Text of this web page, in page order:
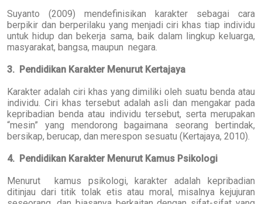
Suyanto (2009) mendefinisikan karakter sebagai cara
berpikir dan berperilaku yang menjadi ciri khas tiap individu
untuk hidup dan bekerja sama, baik dalam lingkup keluarga,
masyarakat, bangsa, maupun negara.
3. Pendidikan Karakter Menurut Kertajaya
Karakter adalah ciri khas yang dimiliki oleh suatu benda atau
individu. Ciri khas tersebut adalah asli dan mengakar pada
kepribadian benda atau individu tersebut, serta merupakan
“mesin” yang mendorong bagaimana seorang bertindak,
bersikap, berucap, dan merespon sesuatu (Kertajaya, 2010).
4. Pendidikan Karakter Menurut Kamus Psikologi
Menurut kamus psikologi, karakter adalah kepribadian
ditinjau dari titik tolak etis atau moral, misalnya kejujuran